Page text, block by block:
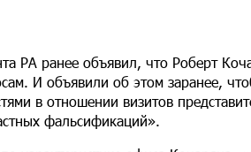
РА ранее объявил, что Роберт
И объявили об этом заранее,
в отношении визитов
фальсификаций».